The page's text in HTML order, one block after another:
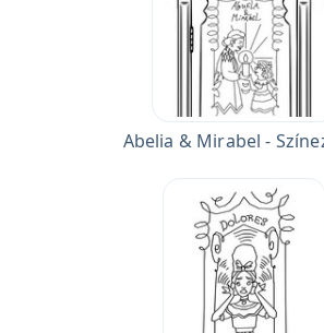
Abelia & Mirabel -